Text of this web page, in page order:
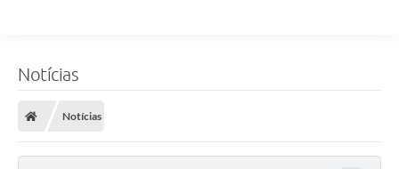
Notícias
Notícias